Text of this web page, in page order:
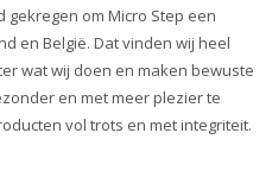
om Micro Step een
en België. Dat vinden wij heel
wat wij doen en maken bewuste
en met meer plezier te
vol trots en met integriteit.